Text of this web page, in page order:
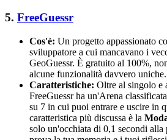
5. FreeGuessr
Cos'è: Un progetto appassionato
sviluppatore a cui mancavano i
GeoGuessr. È gratuito al 100%,
alcune funzionalità davvero uniche.
Caratteristiche: Oltre al singolo e
FreeGuessr ha un'Arena
su 7 in cui puoi entrare e uscire in
caratteristica più discussa è la
solo un'occhiata di 0,1 secondi alla